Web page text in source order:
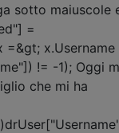
sotto maiuscole
=
=&gt; x.Username
!= -1); Oggi
che mi ha